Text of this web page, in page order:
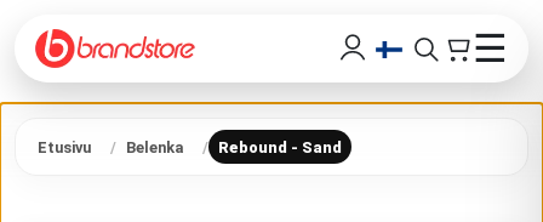
☰
Etusivu Belenka Rebound - Sand